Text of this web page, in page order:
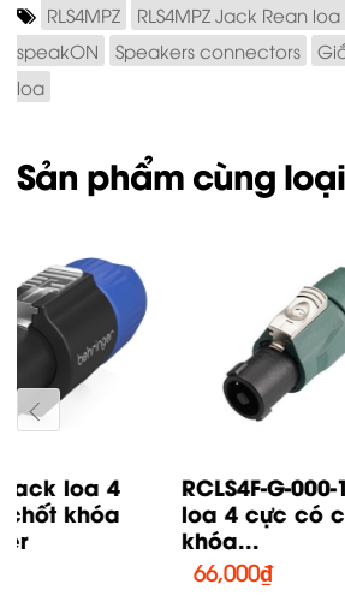
RLS4MPZ RLS4MPZ Jack Rean
speakON
Speakers connectors
loa
Sản phẩm cùng loại
RCLS4F-G-000-1 Jack
loa 4 cực có chốt
khóa...
4 cực